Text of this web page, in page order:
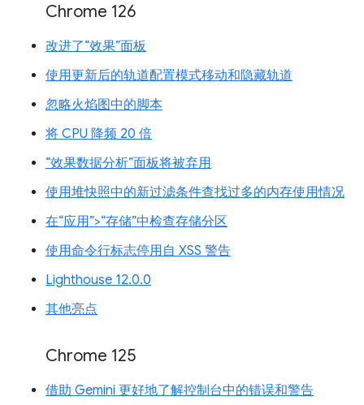
Chrome 126
改进了“效果”面板
使用更新后的轨道配置模式移动和隐藏轨道
忽略火焰图中的脚本
将 CPU 降频 20 倍
“效果数据分析”面板将被弃用
使用堆快照中的新过滤条件查找过多的内存使用情况
在“应用”>“存储”中检查存储分区
使用命令行标志停用自 XSS 警告
Lighthouse 12.0.0
其他亮点
Chrome 125
借助 Gemini 更好地了解控制台中的错误和警告